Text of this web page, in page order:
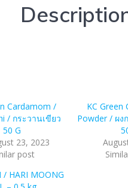
Cardamom /
/ กระวานเขียว
50 G
23, 2023
post
KC Green
Powder / ผง
/ HARI MOONG